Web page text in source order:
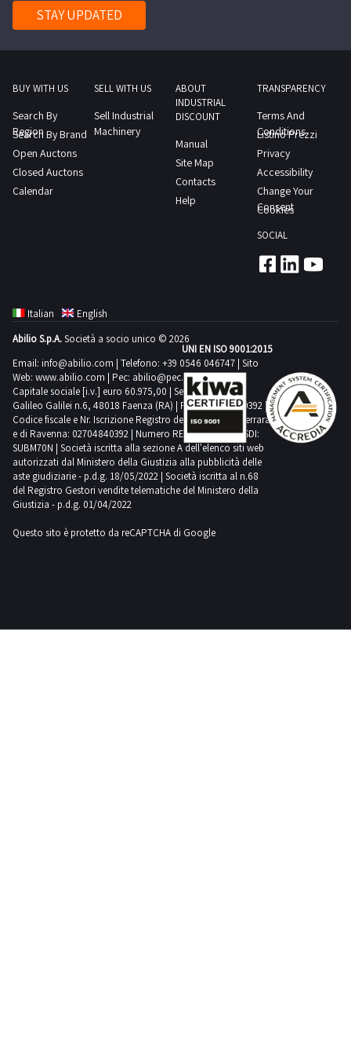
STAY UPDATED
BUY WITH US
Search By
Region
Search By Brand
Open Auctons
Closed Auctons
Calendar
SELL WITH US
Sell Industrial
Machinery
ABOUT
INDUSTRIAL
DISCOUNT
Manual
Site Map
Contacts
Help
TRANSPARENCY
Terms And
Conditions
Listino Prezzi
Privacy
Accessibility
Change Your
Consent
Cookies
SOCIAL
Italian
English
Abilio S.p.A.Società a socio unico © 2026
Email: info@abilio.com | Telefono: +39 0546 046747 | Sito
Web: www.abilio.com | Pec: abilio@pec.illimity.com
Capitale sociale [i.v.] euro 60.975,00 | Sede legale in Via
Galileo Galilei n.6, 48018 Faenza (RA) | P.IVA: 02704840392 |
Codice fiscale e Nr. Iscrizione Registro delle Imprese di Ferrara
e di Ravenna: 02704840392 | Numero REA RA 224830 | SDI:
SUBM70N | Società iscritta alla sezione A dell'elenco siti web
autorizzati dal Ministero della Giustizia alla pubblicità delle
aste giudiziarie - p.d.g. 18/05/2022 | Società iscritta al n.68
del Registro Gestori vendite telematiche del Ministero della
Giustizia - p.d.g. 01/04/2022
Questo sito è protetto da reCAPTCHA di Google
UNI EN ISO 9001:2015